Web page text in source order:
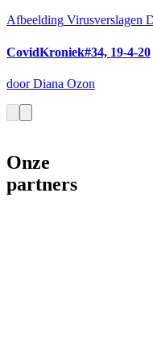
Afbeelding Virusverslagen
CovidKroniek#34, 19-4-20
door Diana Ozon
Onze
partners